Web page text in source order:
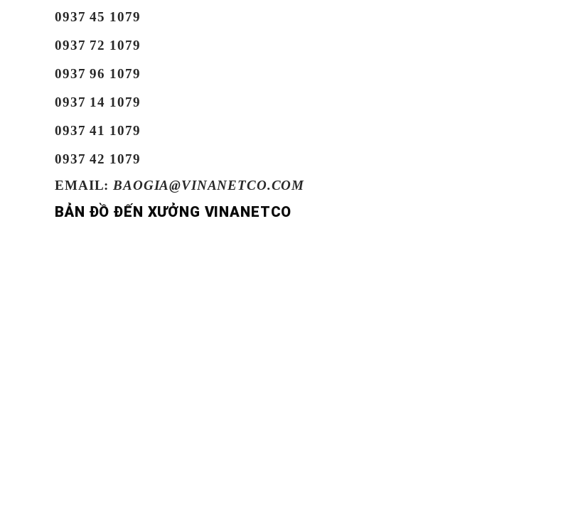
0937 45 1079
0937 72 1079
0937 96 1079
0937 14 1079
0937 41 1079
0937 42 1079
EMAIL: BAOGIA@VINANETCO.COM
BẢN ĐỒ ĐẾN XƯỞNG VINANETCO